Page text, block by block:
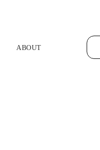
ABOUT